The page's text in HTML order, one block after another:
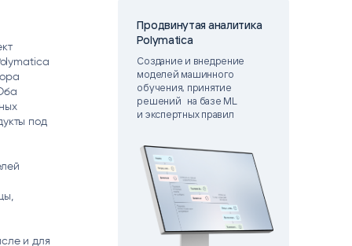
под
и для
Продвинутая аналитика
Polymatica
Создание и внедрение
моделей машинного
обучения, принятие
решений на базе ML
и экспертных правил